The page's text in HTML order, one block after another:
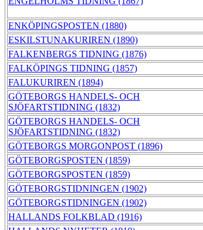
ENKÖPINGSPOSTEN (1880)
ESKILSTUNAKURIREN (1890)
FALKENBERGS TIDNING (1876)
FALKÖPINGS TIDNING (1857)
FALUKURIREN (1894)
GÖTEBORGS HANDELS- OCH
SJÖFARTSTIDNING (1832)
GÖTEBORGS HANDELS- OCH
SJÖFARTSTIDNING (1832)
GÖTEBORGS MORGONPOST (1896)
GÖTEBORGSPOSTEN (1859)
GÖTEBORGSPOSTEN (1859)
GÖTEBORGSTIDNINGEN (1902)
GÖTEBORGSTIDNINGEN (1902)
HALLANDS FOLKBLAD (1916)